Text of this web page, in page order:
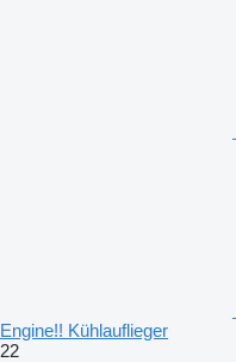
Engine!! Kühlauflieger
22